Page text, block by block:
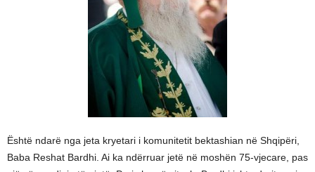
Është ndarë nga jeta kryetari i komunitetit bektashian në Shqipëri,
Baba Reshat Bardhi. Ai ka ndërruar jetë në moshën 75-vjecare, pas